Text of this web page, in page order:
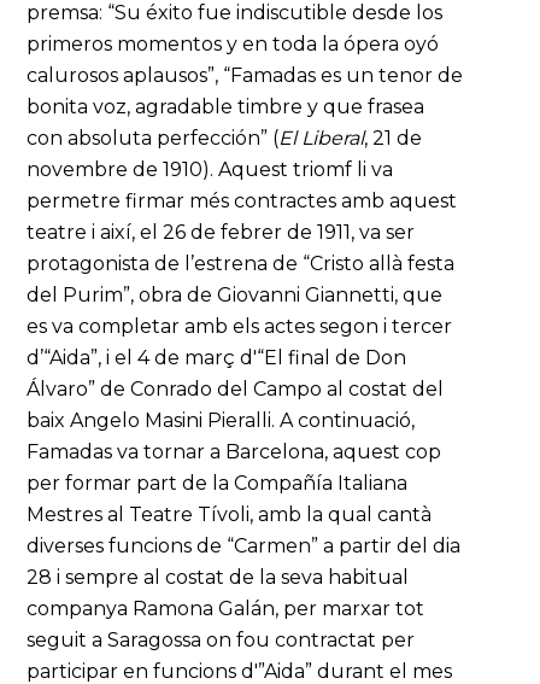
premsa: “Su éxito fue indiscutible desde los
primeros momentos y en toda la ópera oyó
calurosos aplausos”, “Famadas es un tenor de
bonita voz, agradable timbre y que frasea
con absoluta perfección” (El Liberal, 21 de
novembre de 1910). Aquest triomf li va
permetre firmar més contractes amb aquest
teatre i així, el 26 de febrer de 1911, va ser
protagonista de l’estrena de “Cristo allà festa
del Purim”, obra de Giovanni Giannetti, que
es va completar amb els actes segon i tercer
d’“Aida”, i el 4 de març d'“El final de Don
Álvaro” de Conrado del Campo al costat del
baix Angelo Masini Pieralli. A continuació,
Famadas va tornar a Barcelona, aquest cop
per formar part de la Compañía Italiana
Mestres al Teatre Tívoli, amb la qual cantà
diverses funcions de “Carmen” a partir del dia
28 i sempre al costat de la seva habitual
companya Ramona Galán, per marxar tot
seguit a Saragossa on fou contractat per
participar en funcions d'”Aida” durant el mes